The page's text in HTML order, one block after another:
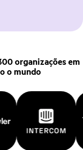
organizações em
o mundo